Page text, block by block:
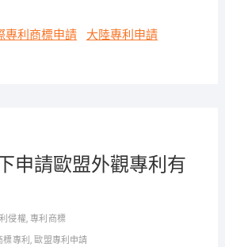
專利商標申請 大陸專利申請
申請歐盟外觀專利有
侵權,專利商標
標專利 , 歐盟專利申請